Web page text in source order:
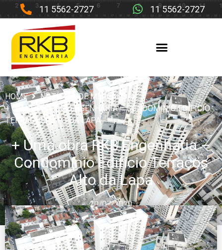
11 5562-2727 11 5562-2727
HOME
NOTÍCIAS DE MERCADO
+ UMA OBRA RKB ENGENHARIA – CONDOMÍNIO EDIFÍCIO
TERRAÇOS ALTO DA LAPA
+ Uma obra RKB Engenharia –
Condomínio Edifício Terraços
Alto da Lapa
20/07/2020